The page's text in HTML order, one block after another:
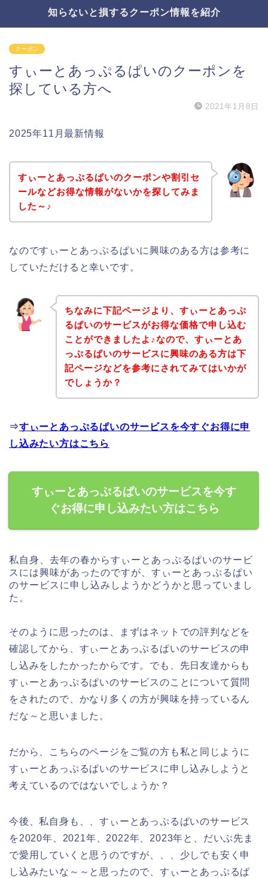
知らないと損するクーポン情報を紹介
クーポン
すぃーとあっぷるぱいのクーポンを
探している方へ
2021年1月8日
2025年11月最新情報
すぃーとあっぷるぱいのクーポンや割引セ
ールなどお得な情報がないかを探してみま
した～♪
なのですぃーとあっぷるぱいに興味のある方は参考に
していただけると幸いです。
ちなみに下記ページより、すぃーとあっぷ
るぱいのサービスがお得な価格で申し込む
ことができましたよ♪なので、すぃーとあ
っぷるぱいのサービスに興味のある方は下
記ページなどを参考にされてみてはいかが
でしょうか？
⇒すぃーとあっぷるぱいのサービスを今すぐお得に申
し込みたい方はこちら
すぃーとあっぷるぱいのサービスを今す
ぐお得に申し込みたい方はこちら
私自身、去年の春からすぃーとあっぷるぱいのサービ
スには興味があったのですが、すぃーとあっぷるぱい
のサービスに申し込みしようかどうかと思っていまし
た。
そのように思ったのは、まずはネットでの評判などを
確認してから、すぃーとあっぷるぱいのサービスの申
し込みをしたかったからです。でも、先日友達からも
すぃーとあっぷるぱいのサービスのことについて質問
をされたので、かなり多くの方が興味を持っているん
だな～と思いました。
だから、こちらのページをご覧の方も私と同じように
すぃーとあっぷるぱいのサービスに申し込みしようと
考えているのではないでしょうか？
今後、私自身も、、すぃーとあっぷるぱいのサービス
を2020年、2021年、2022年、2023年と、だいぶ先ま
で愛用していくと思うのですが、、、少しでも安く申
し込みたいな～～と思ったので、すぃーとあっぷるぱ